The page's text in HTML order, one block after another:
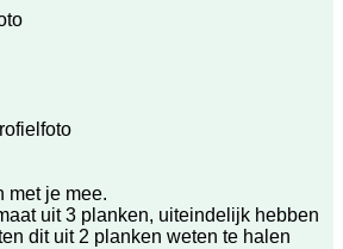
met je mee.
uit 3 planken, uiteindelijk hebben
dit uit 2 planken weten te halen